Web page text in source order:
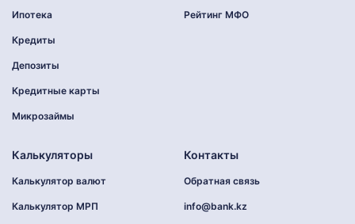
Ипотека
Кредиты
Депозиты
Кредитные карты
Микрозаймы
Рейтинг МФО
Калькуляторы
Калькулятор валют
Калькулятор МРП
Контакты
Обратная связь
info@bank.kz